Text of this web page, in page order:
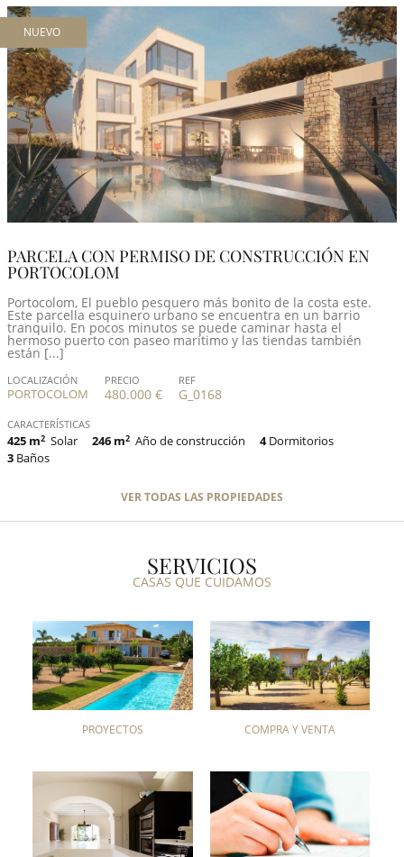
NUEVO
PARCELA CON PERMISO DE CONSTRUCCIÓN EN
PORTOCOLOM
Portocolom, El pueblo pesquero más bonito de la costa este.
Este parcella esquinero urbano se encuentra en un barrio
tranquilo. En pocos minutos se puede caminar hasta el
hermoso puerto con paseo marítimo y las tiendas también
están [...]
LOCALIZACIÓN
PORTOCOLOM
PRECIO
480.000 €
REF
G_0168
CARACTERÍSTICAS
425 m2 Solar 246 m2 Año de construcción 4Dormitorios
3 Baños
VER TODAS LAS PROPIEDADES
SERVICIOS
CASAS QUE CUIDAMOS
PROYECTOS COMPRA Y VENTA